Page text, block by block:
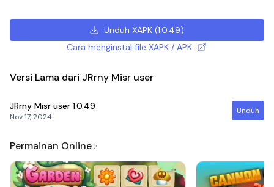
Unduh XAPK (1.0.49)
Cara menginstal file XAPK / APK
Versi Lama dari JRrny Misr user
JRrny Misr user 1.0.49
Nov 17, 2024
Unduh
Permainan Online